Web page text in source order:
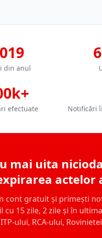
din anul
efectuate Notificări
mai uita
actelor
cont gratuit și primești
cu 15 zile, 2 zile și în
ului, RCA-ului,